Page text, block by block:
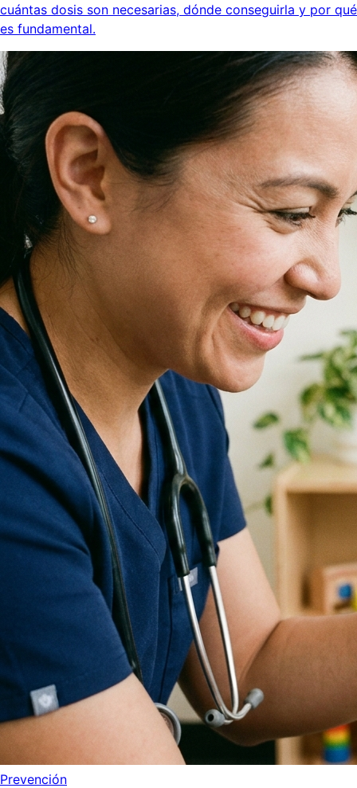
cuántas dosis son necesarias, dónde conseguirla y por qué
es fundamental.
Prevención